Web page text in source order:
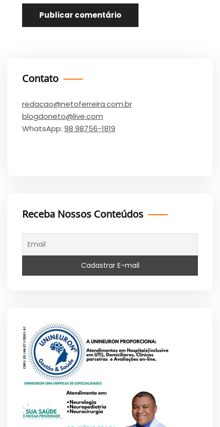
Contato
redacao@netoferreira.com.br
blogdoneto@live.com
WhatsApp: 98 98756-1819
Receba Nossos Conteúdos